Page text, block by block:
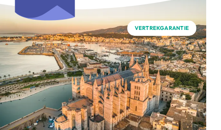
VERTREKGARANTIE